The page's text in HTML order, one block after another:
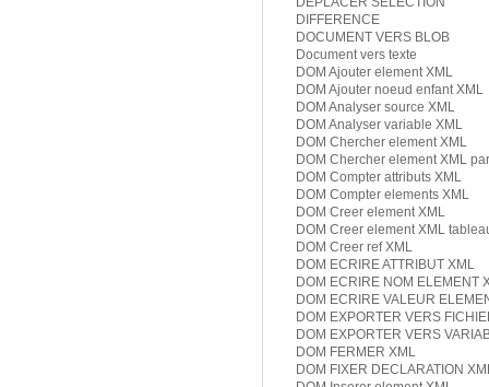
DIFFERENCE
DOCUMENT VERS BLOB
Document vers texte
DOM Ajouter element XML
DOM Ajouter noeud enfant XML
DOM Analyser source XML
DOM Analyser variable XML
DOM Chercher element XML
DOM Chercher element XML
DOM Compter attributs XML
DOM Compter elements XML
DOM Creer element XML
DOM Creer element XML
DOM Creer ref XML
DOM ECRIRE ATTRIBUT XML
DOM ECRIRE NOM ELEMENT
DOM ECRIRE VALEUR
DOM EXPORTER VERS
DOM EXPORTER VERS
DOM FERMER XML
DOM FIXER DECLARATION